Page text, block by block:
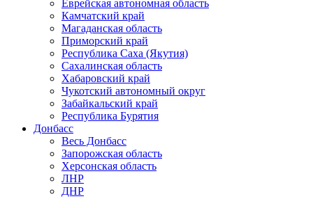
Еврейская автономная область
Камчатский край
Магаданская область
Приморский край
Республика Саха (Якутия)
Сахалинская область
Хабаровский край
Чукотский автономный округ
Забайкальский край
Республика Бурятия
Донбасс
Весь Донбасс
Запорожская область
Херсонская область
ЛНР
ДНР